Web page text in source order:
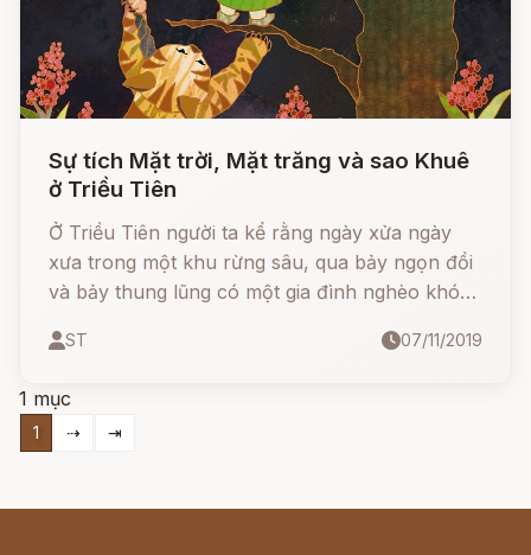
Sự tích Mặt trời, Mặt trăng và sao Khuê
ở Triều Tiên
Ở Triều Tiên người ta kể rằng ngày xửa ngày
xưa trong một khu rừng sâu, qua bảy ngọn đồi
và bảy thung lũng có một gia đình nghèo khó
Talsuni và cô út Pyolsuni.
ST 07/11/2019
1 mục
1 ⇢ ⇥